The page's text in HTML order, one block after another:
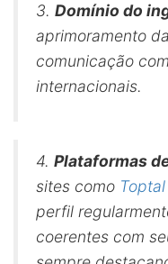
3. Domínio do
aprimoramento
comunicação
internacionais.
4. Plataformas
sites como Toptal
perfil
coerentes com